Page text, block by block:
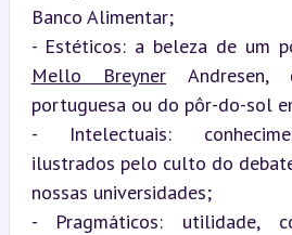
Banco Alimentar;
Mello Breyner Andresen,
portuguesa ou do pôr-do-sol
- Intelectuais:
ilustrados pelo culto do
nossas universidades;
- Pragmáticos: utilidade,